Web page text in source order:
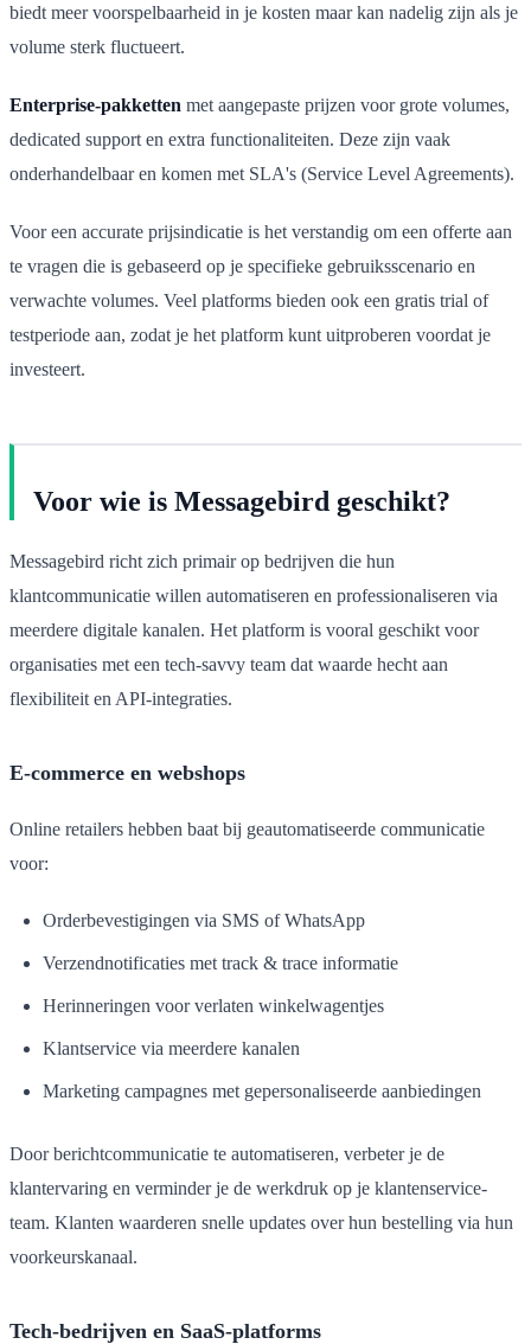
biedt meer voorspelbaarheid in je kosten maar kan nadelig zijn als je
volume sterk fluctueert.
Enterprise-pakketten met aangepaste prijzen voor grote volumes,
dedicated support en extra functionaliteiten. Deze zijn vaak
onderhandelbaar en komen met SLA's (Service Level Agreements).
Voor een accurate prijsindicatie is het verstandig om een offerte aan
te vragen die is gebaseerd op je specifieke gebruiksscenario en
verwachte volumes. Veel platforms bieden ook een gratis trial of
testperiode aan, zodat je het platform kunt uitproberen voordat je
investeert.
Voor wie is Messagebird geschikt?
Messagebird richt zich primair op bedrijven die hun
klantcommunicatie willen automatiseren en professionaliseren via
meerdere digitale kanalen. Het platform is vooral geschikt voor
organisaties met een tech-savvy team dat waarde hecht aan
flexibiliteit en API-integraties.
E-commerce en webshops
Online retailers hebben baat bij geautomatiseerde communicatie
voor:
Orderbevestigingen via SMS of WhatsApp
Verzendnotificaties met track & trace informatie
Herinneringen voor verlaten winkelwagentjes
Klantservice via meerdere kanalen
Marketing campagnes met gepersonaliseerde aanbiedingen
Door berichtcommunicatie te automatiseren, verbeter je de
klantervaring en verminder je de werkdruk op je klantenservice-
team. Klanten waarderen snelle updates over hun bestelling via hun
voorkeurskanaal.
Tech-bedrijven en SaaS-platforms